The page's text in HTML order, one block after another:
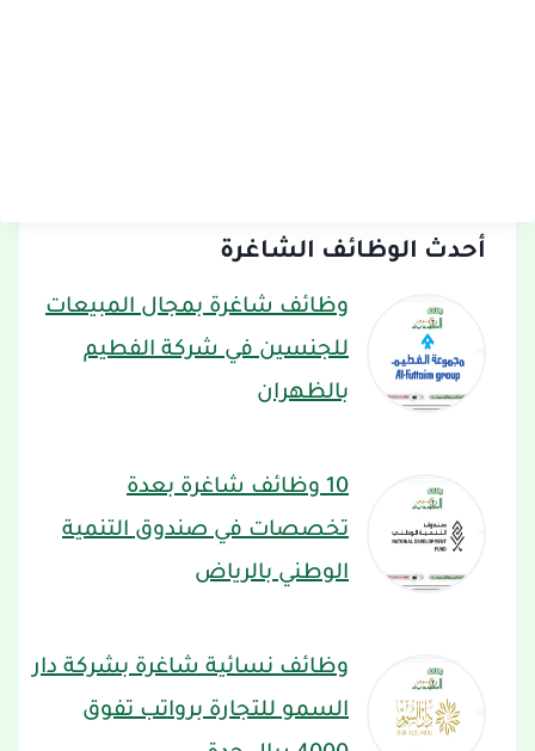
أحدث الوظائف الشاغرة
وظائف شاغرة بمجال المبيعات
للجنسين في شركة الفطيم
بالظهران
10 وظائف شاغرة بعدة
تخصصات في صندوق التنمية
الوطني بالرياض
وظائف نسائية شاغرة بشركة دار
السمو للتجارة برواتب تفوق